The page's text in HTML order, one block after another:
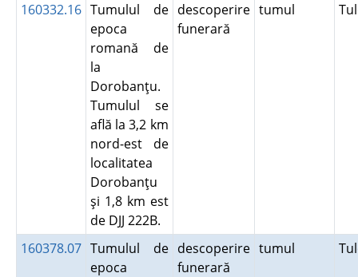
160332.16 Tumulul de
epoca
romană de
la
Dorobanţu.
Tumulul se
află la 3,2 km
nord-est de
localitatea
Dorobanţu
şi 1,8 km est
de DJJ 222B.
descoperire
funerară
tumul
160378.07 Tumulul de
epoca
descoperire
funerară
tumul